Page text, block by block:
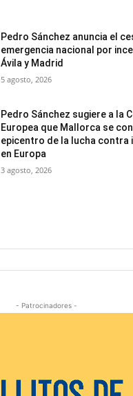
Pedro Sánchez anuncia el
emergencia nacional por
Ávila y Madrid
5 agosto, 2026
Pedro Sánchez sugiere a la
Europea que Mallorca se
epicentro de la lucha contra
en Europa
3 agosto, 2026
- Patrocinadores -